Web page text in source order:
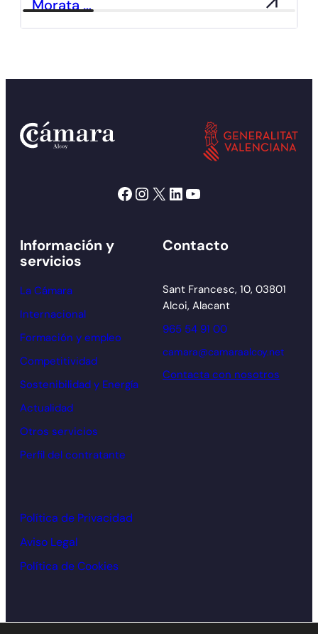
Morata …
Facebook Instagram X LinkedIn YouTube
Información y
servicios
La Cámara
Internacional
Formación y empleo
Competitividad
Sostenibilidad y Energía
Actualidad
Otros servicios
Perfil del contratante
Contacto
Sant Francesc, 10, 03801
Alcoi, Alacant
965 54 91 00
camara@camaraalcoy.net
Contacta con nosotros
Política de Privacidad
Aviso Legal
Política de Cookies